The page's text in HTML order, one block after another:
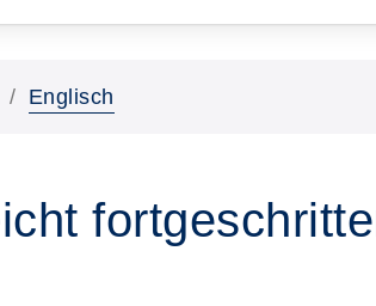
Englisch